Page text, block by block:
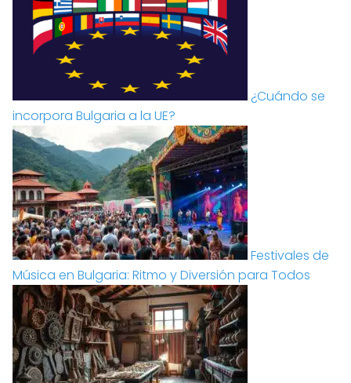
¿Cuándo se
incorpora Bulgaria a la UE?
Festivales de
Música en Bulgaria: Ritmo y Diversión para Todos